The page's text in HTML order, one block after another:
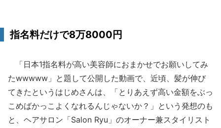
指名料だけで8万8000円
「日本1指名料が高い美容師におまかせでお願いしてみ
たwwwww」と題して公開した動画で、近頃、髪が伸び
てきたというはじめさんは、「とりあえず高い金額をぶっ
こめばかっこよくなれるんじゃないか？」という発想のも
と、ヘアサロン「Salon Ryu」のオーナー兼スタイリスト